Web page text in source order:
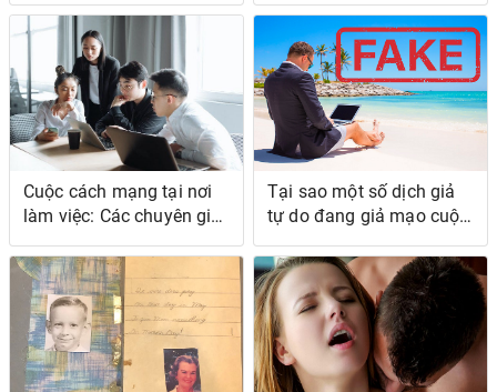
Cuộc cách mạng tại nơi
làm việc: Các chuyên gia
hàng đầu thảo luận về
công việc kết hợp và từ
xa
Tại sao một số dịch giả
tự do đang giả mạo cuộc
sống của họ